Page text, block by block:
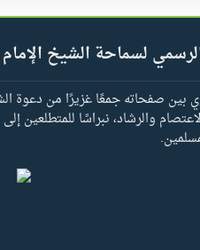
لسماحة الشيخ الإمام
صفحاته جمعًا غزيرًا من دعوة
والرشاد، نبراسًا للمتطلعين